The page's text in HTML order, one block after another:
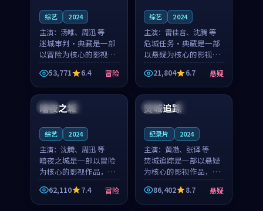
综艺 2024
主演： 汤唯、周迅 等
迷城审判·典藏是一部
以冒险为核心的影视作
品，围绕危机、反转与
人物成长展开，整体节
奏紧凑，值得推荐观
看。
53,771 6.4 冒险
综艺 2024
主演： 雷佳音、沈腾 等
危城任务·典藏是一部
以悬疑为核心的影视作
品，围绕危机、反转与
人物成长展开，整体节
奏紧凑，值得推荐观
看。
21,804 6.7 悬疑
泰国 独播
暗夜之城
综艺 2024
主演： 沈腾、周迅 等
暗夜之城是一部以冒险
为核心的影视作品，围
绕危机、反转与人物成
长展开，整体节奏紧
凑，值得推荐观看。
62,110 7.4 冒险
日本 4K
焚城追踪
纪录片 2024
主演： 黄渤、张译 等
焚城追踪是一部以悬疑
为核心的影视作品，围
绕危机、反转与人物成
长展开，整体节奏紧
凑，值得推荐观看。
86,402 8.7 悬疑